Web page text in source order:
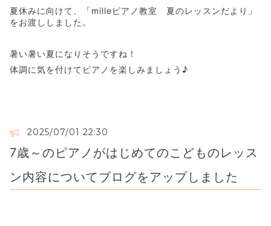
夏休みに向けて、「milleピアノ教室 夏のレッスンだより」
をお渡ししました。
暑い暑い夏になりそうですね！
体調に気を付けてピアノを楽しみましょう♪
2025/07/01 22:30
7歳～のピアノがはじめてのこどものレッス
ン内容についてブログをアップしました